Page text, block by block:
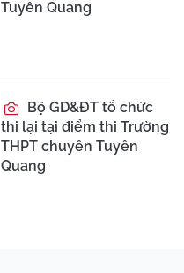
Tuyên Quang
Bộ GD&ĐT tổ chức
thi lại tại điểm thi Trường
THPT chuyên Tuyên
Quang